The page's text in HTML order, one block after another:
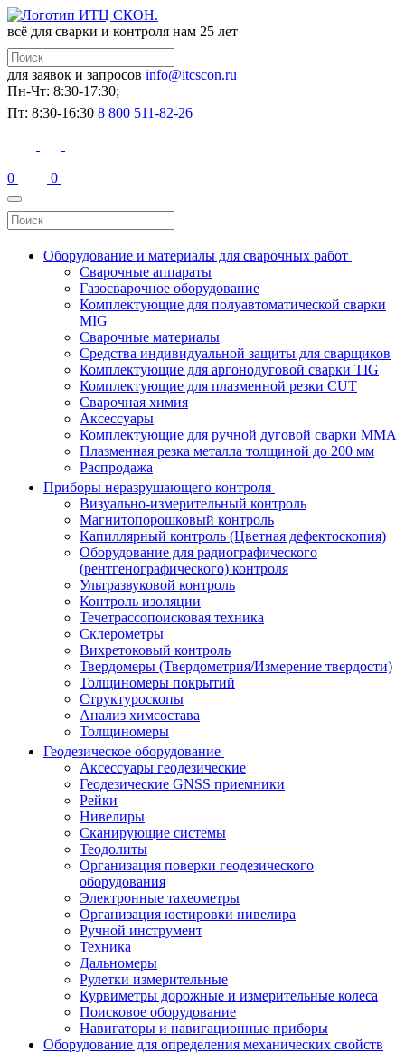
всё для сварки и контроля нам 25 лет
для заявок и запросов info@itcscon.ru
Пн-Чт: 8:30-17:30;
Пт: 8:30-16:30 8 800 511-82-26
0 0
Оборудование и материалы для сварочных работ
Сварочные аппараты
Газосварочное оборудование
Комплектующие для полуавтоматической сварки
MIG
Сварочные материалы
Средства индивидуальной защиты для сварщиков
Комплектующие для аргонодуговой сварки TIG
Комплектующие для плазменной резки CUT
Сварочная химия
Аксессуары
Комплектующие для ручной дуговой сварки MMA
Плазменная резка металла толщиной до 200 мм
Распродажа
Приборы неразрушающего контроля
Визуально-измерительный контроль
Магнитопорошковый контроль
Капиллярный контроль (Цветная дефектоскопия)
Оборудование для радиографического
(рентгенографического) контроля
Ультразвуковой контроль
Контроль изоляции
Течетрассопоисковая техника
Склерометры
Вихретоковый контроль
Твердомеры (Твердометрия/Измерение твердости)
Толщиномеры покрытий
Структуроскопы
Анализ химсостава
Толщиномеры
Геодезическое оборудование
Аксессуары геодезические
Геодезические GNSS приемники
Рейки
Нивелиры
Сканирующие системы
Теодолиты
Организация поверки геодезического
оборудования
Электронные тахеометры
Организация юстировки нивелира
Ручной инструмент
Техника
Дальномеры
Рулетки измерительные
Курвиметры дорожные и измерительные колеса
Поисковое оборудование
Навигаторы и навигационные приборы
Оборудование для определения механических свойств